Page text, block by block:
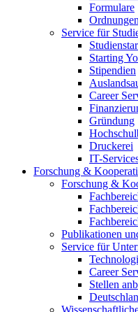
Formulare
Service für
Starting
Stipendien
Career
Gründung
Druckerei
IT-
Forschung &
Forschung &
Publikationen
Service für
Career
Stellen